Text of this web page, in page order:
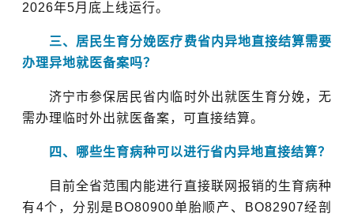
2026年5月底上线运行。
三、居民生育分娩医疗费省内异地直接结算需要
办理异地就医备案吗？
济宁市参保居民省内临时外出就医生育分娩，无
需办理临时外出就医备案，可直接结算。
四、哪些生育病种可以进行省内异地直接结算？
目前全省范围内能进行直接联网报销的生育病种
有4个，分别是BO80900单胎顺产、BO82907经剖